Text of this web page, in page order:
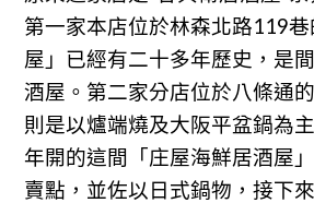
第一家本店位於林森北路119
屋」已經有二十多年歷史，是
酒屋。第二家分店位於八條通
則是以爐端燒及大阪平盆鍋為
年開的這間「庄屋海鮮居酒屋
賣點，並佐以日式鍋物，接下